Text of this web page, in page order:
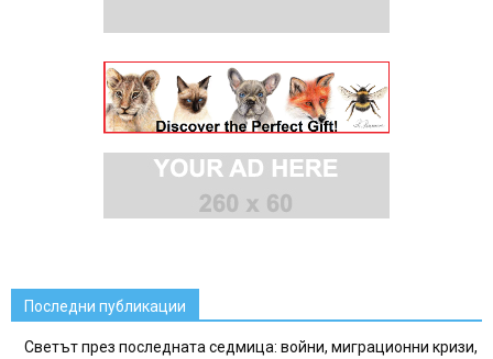
Последни публикации
Светът през последната седмица: войни, миграционни кризи,